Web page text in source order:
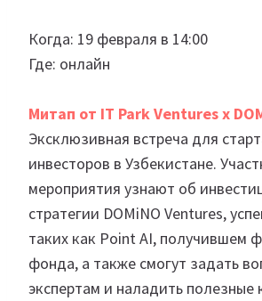
Когда: 19 февраля в 14:00
Где: онлайн
Митап от IT Park Ventures x
Эксклюзивная встреча для
инвесторов в Узбекистане.
мероприятия узнают об
стратегии DOMiNO Ventures,
таких как Point AI, получившем
фонда, а также смогут задать
экспертам и наладить полезные